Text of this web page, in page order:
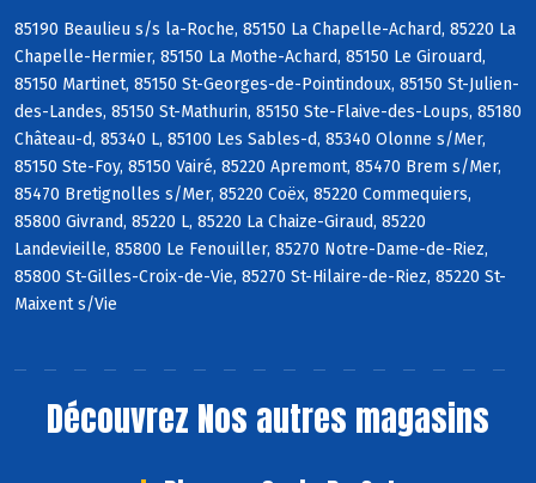
85190 Beaulieu s/s la-Roche, 85150 La Chapelle-Achard, 85220 La
Chapelle-Hermier, 85150 La Mothe-Achard, 85150 Le Girouard,
85150 Martinet, 85150 St-Georges-de-Pointindoux, 85150 St-Julien-
des-Landes, 85150 St-Mathurin, 85150 Ste-Flaive-des-Loups, 85180
Château-d, 85340 L, 85100 Les Sables-d, 85340 Olonne s/Mer,
85150 Ste-Foy, 85150 Vairé, 85220 Apremont, 85470 Brem s/Mer,
85470 Bretignolles s/Mer, 85220 Coëx, 85220 Commequiers,
85800 Givrand, 85220 L, 85220 La Chaize-Giraud, 85220
Landevieille, 85800 Le Fenouiller, 85270 Notre-Dame-de-Riez,
85800 St-Gilles-Croix-de-Vie, 85270 St-Hilaire-de-Riez, 85220 St-
Maixent s/Vie
Découvrez Nos autres magasins